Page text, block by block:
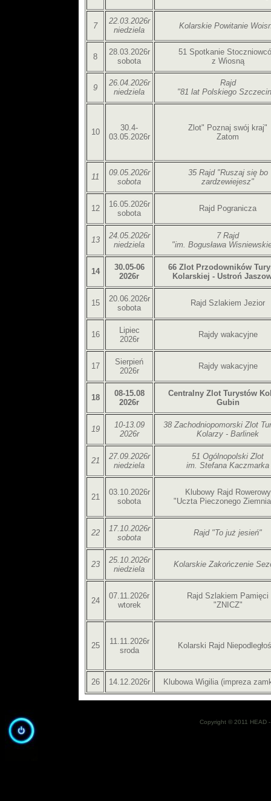
7
22.03.2026r
niedziela
Kolarskie Powitanie
8
28.03.2026r
sobota
51 Spotkanie
z Wiosną
9
26.04.2026r
niedziela
Rajd
"81 lat Polskiego
10
30.4-
03.05.2026r
Zlot" Poznaj swój kraj"
Zatom
11
09.05.2026r
sobota
35 Rajd "Ruszaj się bo
zardzewiejesz"
12
16.05.2026r
sobota
Rajd Pogranicza
13
24.05.2026r
niedziela
7 Rajd
"im. Bogusława
14
30.05-06
2026r
66 Zlot Przodowników
Kolarskiej - Ustroń
15
20.06.2026r
sobota
Rajd Szlakiem Jezior
16
Lipiec
2026r
Rajdy wakacyjne
17
Sierpień
2026r
Rajdy wakacyjne
18
08-15.08
2026r
Centralny Zlot Turystów
Gubin
19
10-13.09
2026r
38 Zachodniopomorski Zlot
Kolarzy - Barlinek
21
27.09.2026r
niedziela
51 Ogólnopolski Zlot
im. Stefana Kaczmarka
21
03.10.2026r
sobota
Klubowy Rajd Rowerowy
"Uczta Pieczonego
22
17.10.2026r
sobota
Rajd "To już jesień"
23
25.10.2026r
niedziela
Kolarskie Zakończenie
24
07.11.2026r
wtorek
Rajd Szlakiem Pamięci
"ZNICZ"
25
11.11.2026r
sroda
Kolarski Rajd
26 14.12.2026r Klubowa Wigilia (impreza
Copyright © 2011 HEAD